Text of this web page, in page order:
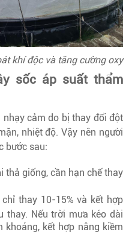
khí độc và tăng cường oxy
sốc áp suất thẩm
cảm do bị thay đổi đột
nhiệt độ. Vậy nên người
bước sau:
thả giống, cần hạn chế thay
thay 10-15% và kết hợp
thay. Nếu trời mưa kéo dài
khoáng, kết hợp nâng kiềm